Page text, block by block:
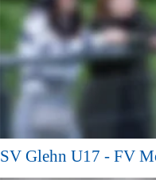
SV Glehn U17 - FV